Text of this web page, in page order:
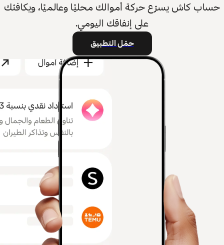
حساب كاش يسرّع حركة أموالك محليًا وعالميًا، ويكافئك
على إنفاقك اليومي.
حمّل التطبيق